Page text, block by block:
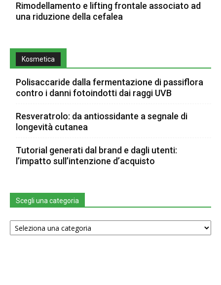
Rimodellamento e lifting frontale associato ad
una riduzione della cefalea
Kosmetica
Polisaccaride dalla fermentazione di passiflora
contro i danni fotoindotti dai raggi UVB
Resveratrolo: da antiossidante a segnale di
longevità cutanea
Tutorial generati dal brand e dagli utenti:
l’impatto sull’intenzione d’acquisto
Scegli una categoria
Scegli
una